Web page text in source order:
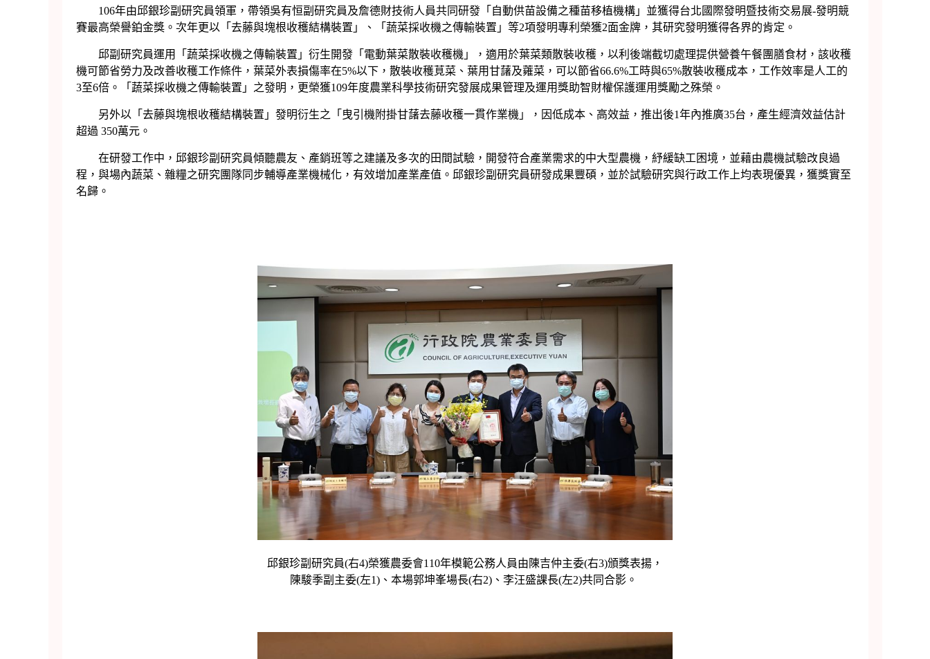
106年由邱銀珍副研究員領軍，帶領吳有恒副研究員及詹德財技術人員共同研發「自動供苗設備之種苗移植機構」並獲得台北國際發明暨技術交易展-發明競
賽最高榮譽鉑金獎。次年更以「去藤與塊根收穫結構裝置」、「蔬菜採收機之傳輸裝置」等2項發明專利榮獲2面金牌，其研究發明獲得各界的肯定。
邱副研究員運用「蔬菜採收機之傳輸裝置」衍生開發「電動葉菜散裝收穫機」，適用於葉菜類散裝收穫，以利後端截切處理提供營養午餐團膳食材，該收穫
機可節省勞力及改善收穫工作條件，葉菜外表損傷率在5%以下，散裝收穫莧菜、葉用甘藷及蕹菜，可以節省66.6%工時與65%散裝收穫成本，工作效率是人工的
3至6倍。「蔬菜採收機之傳輸裝置」之發明，更榮獲109年度農業科學技術研究發展成果管理及運用獎助智財權保護運用獎勵之殊榮。
另外以「去藤與塊根收穫結構裝置」發明衍生之「曳引機附掛甘藷去藤收穫一貫作業機」，因低成本、高效益，推出後1年內推廣35台，產生經濟效益估計
超過 350萬元。
在研發工作中，邱銀珍副研究員傾聽農友、產銷班等之建議及多次的田間試驗，開發符合產業需求的中大型農機，紓緩缺工困境，並藉由農機試驗改良過
程，與場內蔬菜、雜糧之研究團隊同步輔導產業機械化，有效增加產業產值。邱銀珍副研究員研發成果豐碩，並於試驗研究與行政工作上均表現優異，獲獎實至
名歸。
邱銀珍副研究員(右4)榮獲農委會110年模範公務人員由陳吉仲主委(右3)頒獎表揚，
陳駿季副主委(左1)、本場郭坤峯場長(右2)、李汪盛課長(左2)共同合影。